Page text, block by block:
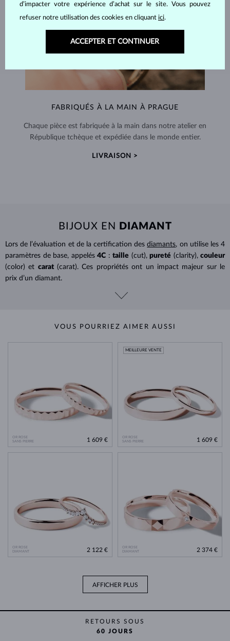
FABRIQUÉS À LA MAIN À PRAGUE
Chaque pièce est fabriquée à la main dans notre atelier en
République tchèque et expédiée dans le monde entier.
LIVRAISON >
BIJOUX EN DIAMANT
Lors de l’évaluation et de la certification desdiamants, on utilise les 4
paramètres de base, appelés 4C : taille (cut), pureté (clarity), couleur
(color) et carat (carat). Ces propriétés ont un impact majeur sur le
prix d’un diamant.
VOUS POURRIEZ AIMER AUSSI
OR ROSE
SANS PIERRE
1 609 €
OR ROSE
SANS PIERRE
MEILLEURE VENTE
1 609 €
OR ROSE
DIAMANT
2 122 €
OR ROSE
DIAMANT
2 374 €
AFFICHER PLUS
RETOURS SOUS
60 JOURS
d’impacter votre expérience d’achat sur le site. Vous pouvez
refuser notre utilisation des cookies en cliquant ici.
ACCEPTER ET CONTINUER